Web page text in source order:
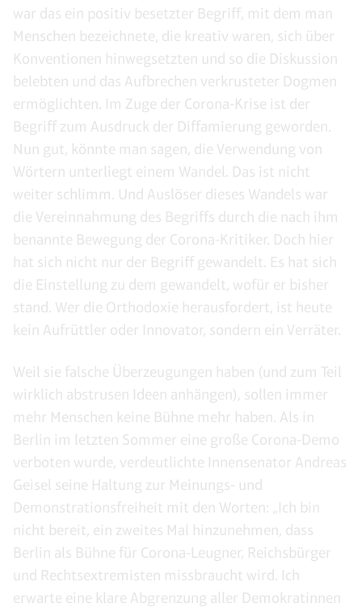
war das ein positiv besetzter Begriff, mit dem man
Menschen bezeichnete, die kreativ waren, sich über
Konventionen hinwegsetzten und so die Diskussion
belebten und das Aufbrechen verkrusteter Dogmen
ermöglichten. Im Zuge der Corona-Krise ist der
Begriff zum Ausdruck der Diffamierung geworden.
Nun gut, könnte man sagen, die Verwendung von
Wörtern unterliegt einem Wandel. Das ist nicht
weiter schlimm. Und Auslöser dieses Wandels war
die Vereinnahmung des Begriffs durch die nach ihm
benannte Bewegung der Corona-Kritiker. Doch hier
hat sich nicht nur der Begriff gewandelt. Es hat sich
die Einstellung zu dem gewandelt, wofür er bisher
stand. Wer die Orthodoxie herausfordert, ist heute
kein Aufrüttler oder Innovator, sondern ein Verräter.
Weil sie falsche Überzeugungen haben (und zum Teil
wirklich abstrusen Ideen anhängen), sollen immer
mehr Menschen keine Bühne mehr haben. Als in
Berlin im letzten Sommer eine große Corona-Demo
verboten wurde, verdeutlichte Innensenator Andreas
Geisel seine Haltung zur Meinungs- und
Demonstrationsfreiheit mit den Worten: „Ich bin
nicht bereit, ein zweites Mal hinzunehmen, dass
Berlin als Bühne für Corona-Leugner, Reichsbürger
und Rechtsextremisten missbraucht wird. Ich
erwarte eine klare Abgrenzung aller Demokratinnen